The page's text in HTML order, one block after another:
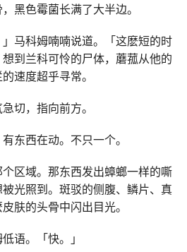
黑色霉菌长满了大半边。
」马科姆喃喃说道。「这麽短的时
到兰科可怜的尸体，蘑菰从他的
速度超乎寻常。
切，指向前方。
东西在动。不只一个。
区域。那东西发出蟑螂一样的嘶
光照到。斑驳的侧腹、鳞片、真
肤的头骨中闪出目光。
语。「快。」